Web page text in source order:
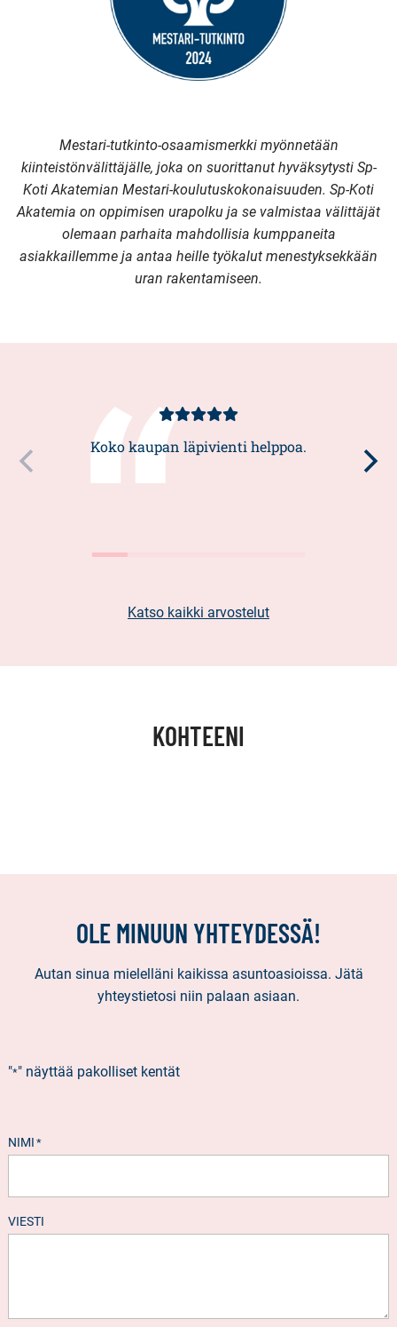
Mestari-tutkinto-osaamismerkki myönnetään
kiinteistönvälittäjälle, joka on suorittanut hyväksytysti Sp-
Koti Akatemian Mestari-koulutuskokonaisuuden. Sp-Koti
Akatemia on oppimisen urapolku ja se valmistaa välittäjät
olemaan parhaita mahdollisia kumppaneita
asiakkaillemme ja antaa heille työkalut menestyksekkään
uran rakentamiseen.
Asiakasarvio
5/5
Koko kaupan läpivienti helppoa.
Katso kaikki arvostelut
KOHTEENI
OLE MINUUN YHTEYDESSÄ!
Autan sinua mielelläni kaikissa asuntoasioissa. Jätä
yhteystietosi niin palaan asiaan.
"*" näyttää pakolliset kentät
NIMI *
VIESTI